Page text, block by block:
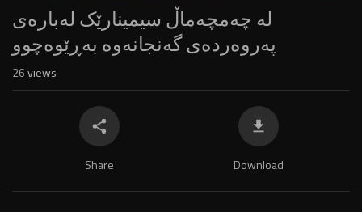
لە چەمچەماڵ سیمینارێک لەبارەی
پەروەردەی گەنجانەوە بەڕێوەچوو
26views
Share Download